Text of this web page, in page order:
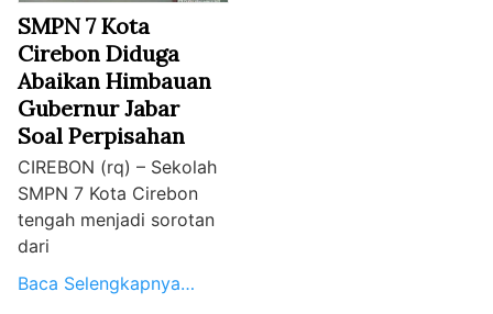
SMPN 7 Kota
Cirebon Diduga
Abaikan Himbauan
Gubernur Jabar
Soal Perpisahan
CIREBON (rq) – Sekolah
SMPN 7 Kota Cirebon
tengah menjadi sorotan
dari
Baca Selengkapnya…